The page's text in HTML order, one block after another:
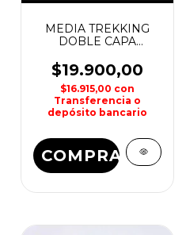
MEDIA TREKKING
DOBLE CAPA
$19.900,00
$16.915,00 con
Transferencia o
depósito bancario
COMPRAR